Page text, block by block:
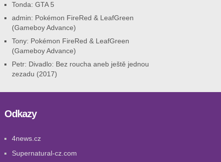
Tonda: GTA 5
admin: Pokémon FireRed & LeafGreen
(Gameboy Advance)
Tony: Pokémon FireRed & LeafGreen
(Gameboy Advance)
Petr: Divadlo: Bez roucha aneb ještě jednou
zezadu (2017)
Odkazy
4news.cz
Supernatural-cz.com